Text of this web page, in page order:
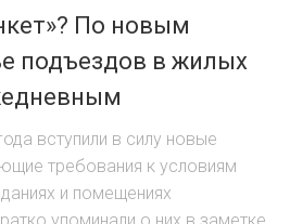
По новым
подъездов в жилых
вступили в силу новые
требования к условиям
и помещениях